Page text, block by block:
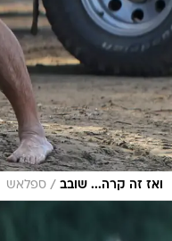
ואז זה קרה... שובב / ספלאש